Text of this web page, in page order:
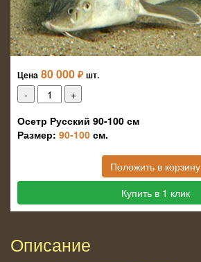
Цена 80 000 ₽ шт.
Осетр Русский 90-100 см
Размер: 90-100 см.
Положить в корзину
Купить в 1 клик
Описание